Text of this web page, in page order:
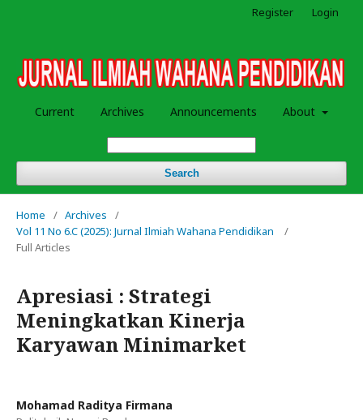
Current Archives Announcements About
Search
Register Login
Home / Archives
/
Vol 11 No 6.C (2025): Jurnal Ilmiah Wahana Pendidikan
/
Full Articles
Apresiasi : Strategi
Meningkatkan Kinerja
Karyawan Minimarket
Mohamad Raditya Firmana